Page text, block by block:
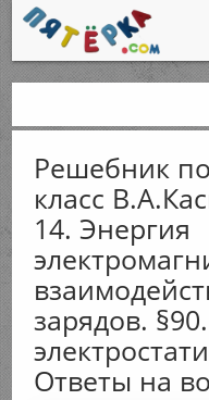
Решебник
класс
14. Энергия
зарядов.
Ответы на